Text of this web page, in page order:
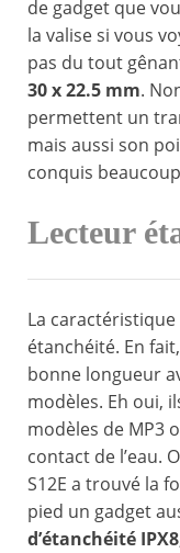
de gadget que
la valise si vous
pas du tout
30 x 22.5 mm.
permettent un
mais aussi son
conquis
Lecteur
La
étanchéité. En
bonne longueur
modèles. Eh oui,
modèles de MP3
contact de l’eau.
S12E a trouvé la
pied un gadget
d’étanchéité IPX8